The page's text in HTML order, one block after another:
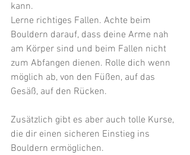
kann.
Lerne richtiges Fallen. Achte beim
Bouldern darauf, dass deine Arme nah
am Körper sind und beim Fallen nicht
zum Abfangen dienen. Rolle dich wenn
möglich ab, von den Füßen, auf das
Gesäß, auf den Rücken.
Zusätzlich gibt es aber auch tolle Kurse,
die dir einen sicheren Einstieg ins
Bouldern ermöglichen.